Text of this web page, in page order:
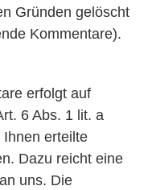
Gründen gelöscht
Kommentare).
erfolgt auf
6 Abs. 1 lit. a
erteilte
Dazu reicht eine
uns. Die